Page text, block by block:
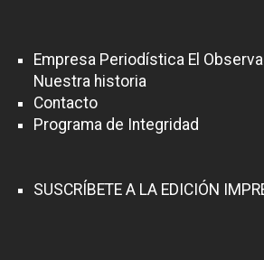
Empresa Periodística El
Nuestra historia
Contacto
Programa de Integridad
SUSCRÍBETE A LA EDICIÓN